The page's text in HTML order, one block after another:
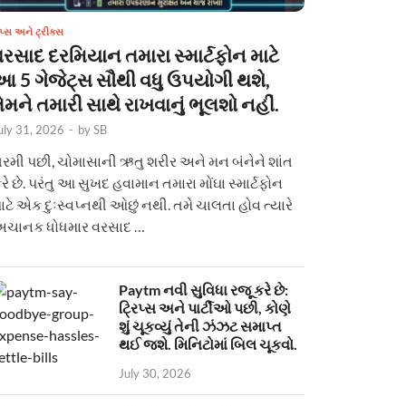
અને ટ્રીક્સ
દરમિયાન તમારા સ્માર્ટફોન માટે
5 ગેજેટ્સ સૌથી વધુ ઉપયોગી થશે,
તમારી સાથે રાખવાનું ભૂલશો નહીં.
31, 2026 - bySB
પછી, ચોમાસાની ઋતુ શરીર અને મન બંનેને શાંત
છે. પરંતુ આ સુખદ હવામાન તમારા મોંઘા સ્માર્ટફોન
એક દુઃસ્વપ્નથી ઓછું નથી. તમે ચાલતા હોવ ત્યારે
ધોધમાર વરસાદ …
Paytm નવી સુવિધા રજૂ કરે છે:
ટ્રિપ્સ અને પાર્ટીઓ પછી, કોણે
શું ચૂકવ્યું તેની ઝંઝટ સમાપ્ત
થઈ જશે. મિનિટોમાં બિલ ચૂકવો.
July 30, 2026